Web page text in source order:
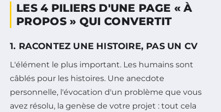
LES 4 PILIERS D'UNE PAGE « À
PROPOS » QUI CONVERTIT
1. RACONTEZ UNE HISTOIRE, PAS UN CV
L'élément le plus important. Les humains sont
câblés pour les histoires. Une anecdote
personnelle, l'évocation d'un problème que vous
avez résolu, la genèse de votre projet : tout cela